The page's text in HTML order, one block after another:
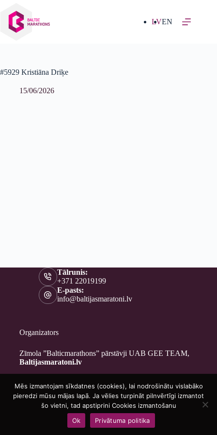
saturu
LVEN
#5929 Kristiāna Driķe
15/06/2026
Tālrunis:
+371 22019199
E-pasts:
info@baltijasmaratoni.lv
Organizators
Zīmola ”Balticmarathons” pārstāvji UAB GEE TEAM,
Baltijasmaratoni.lv
Kontakti
Par mums
Brīvprātīgajiem
Privātuma politika
Copyright © 2026 - Baltijasmaratoni.lv
Mēs izmantojam sīkdatnes (cookies), lai nodrošinātu vislabāko
pieredzi mūsu mājas lapā. Ja vēlies turpināt pilnvērtīgi izmantot
šo vietni, tad apstiprini Cookies izmantošanu
Ok
Privātuma politika